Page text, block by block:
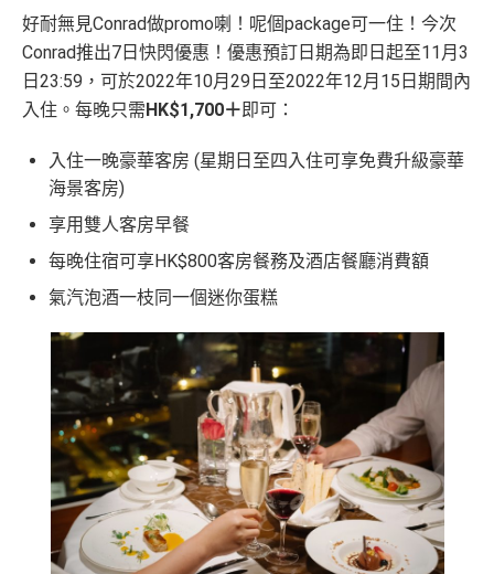
好耐無見Conrad做promo喇！呢個package可一住！今次
Conrad推出7日快閃優惠！優惠預訂日期為即日起至11月3
日23:59，可於2022年10月29日至2022年12月15日期間內
入住。每晚只需 HK$1,700＋即可：
入住一晚豪華客房 (星期日至四入住可享免費升級豪華
海景客房)
享用雙人客房早餐
每晚住宿可享HK$800客房餐務及酒店餐廳消費額
氣汽泡酒一枝同一個迷你蛋糕